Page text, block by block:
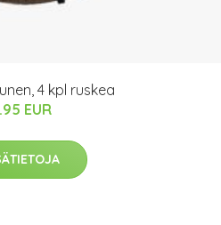
4 kpl ruskea
EUR